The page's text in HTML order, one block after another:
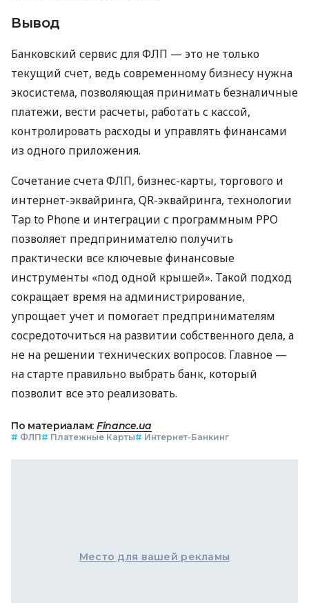
Вывод
Банковский сервис для ФЛП — это не только
текущий счет, ведь современному бизнесу нужна
экосистема, позволяющая принимать безналичные
платежи, вести расчеты, работать с кассой,
контролировать расходы и управлять финансами
из одного приложения.
Сочетание счета ФЛП, бизнес-карты, торгового и
интернет-эквайринга, QR-эквайринга, технологии
Tap to Phone и интеграции с программным РРО
позволяет предпринимателю получить
практически все ключевые финансовые
инструменты «под одной крышей». Такой подход
сокращает время на администрирование,
упрощает учет и помогает предпринимателям
сосредоточиться на развитии собственного дела, а
не на решении технических вопросов. Главное —
на старте правильно выбрать банк, который
позволит все это реализовать.
По материалам: Finance.ua
# ФЛП# Платежные Карты# Интернет-Банкинг
Место для вашей рекламы